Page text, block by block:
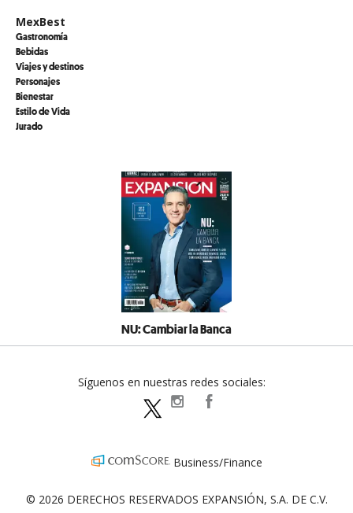
MexBest
Gastronomía
Bebidas
Viajes y destinos
Personajes
Bienestar
Estilo de Vida
Jurado
NU: Cambiar la Banca
Síguenos en nuestras redes sociales:
expansionpolitica
Business/Finance
© 2026 DERECHOS RESERVADOS EXPANSIÓN, S.A. DE C.V.